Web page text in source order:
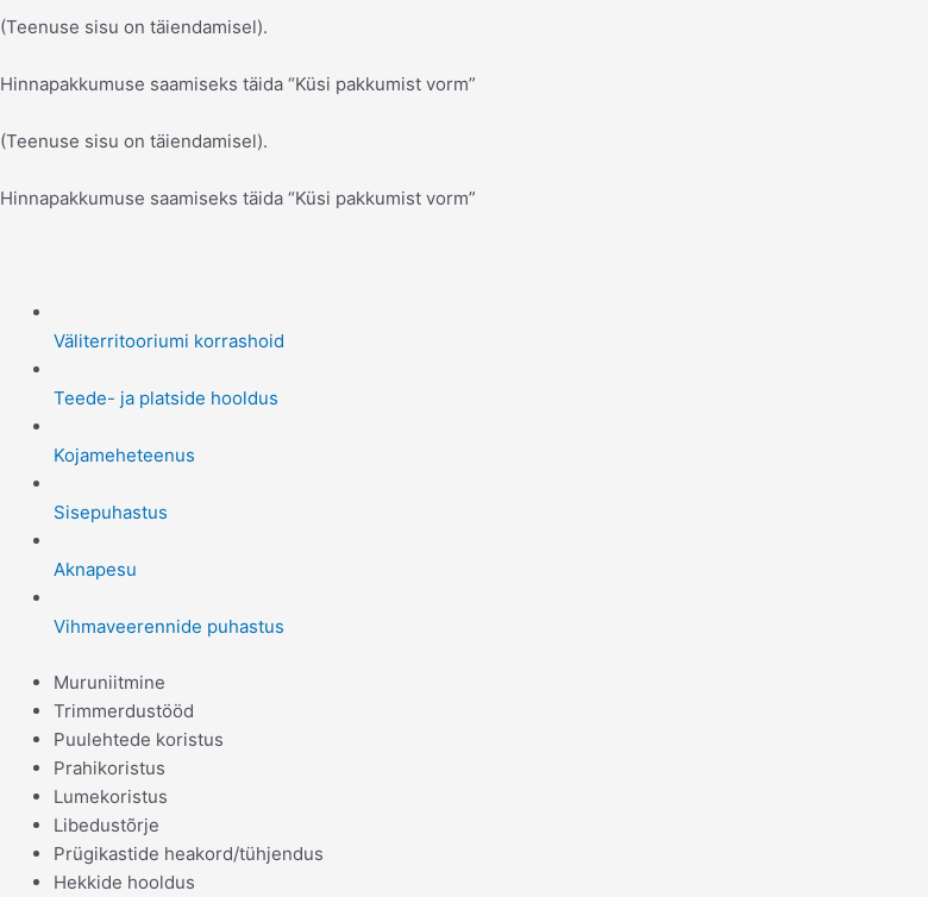
(Teenuse sisu on täiendamisel).
Hinnapakkumuse saamiseks täida “Küsi pakkumist vorm”
(Teenuse sisu on täiendamisel).
Hinnapakkumuse saamiseks täida “Küsi pakkumist vorm”
Väliterritooriumi korrashoid
Teede- ja platside hooldus
Kojameheteenus
Sisepuhastus
Aknapesu
Vihmaveerennide puhastus
Muruniitmine
Trimmerdustööd
Puulehtede koristus
Prahikoristus
Lumekoristus
Libedustõrje
Prügikastide heakord/tühjendus
Hekkide hooldus